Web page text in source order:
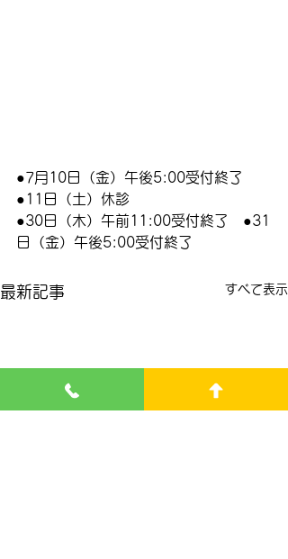
●7月10日（金）午後5:00受付終了
●11日（土）休診
●30日（木）午前11:00受付終了　●31
日（金）午後5:00受付終了
最新記事 すべて表示